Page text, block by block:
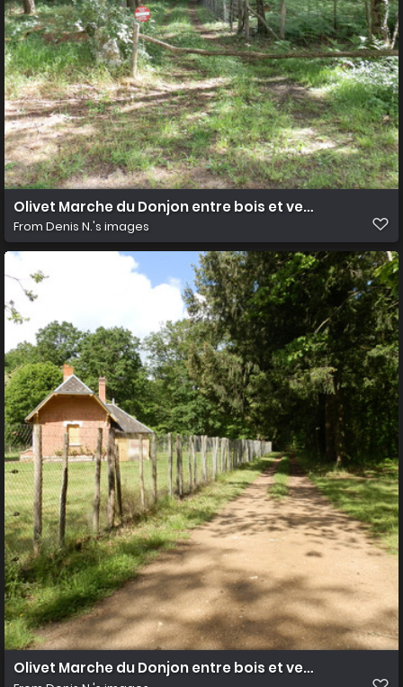
Olivet Marche du Donjon entre bois et vergers 5
From Denis N.'s images
Olivet Marche du Donjon entre bois et vergers 6